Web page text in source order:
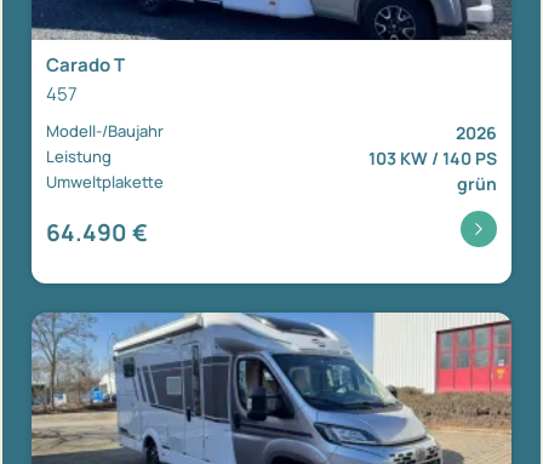
Carado T
457
Modell-/Baujahr 2026
Leistung 103 KW / 140 PS
Umweltplakette grün
64.490 €